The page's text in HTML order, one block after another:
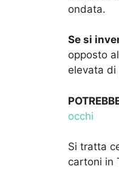
ondata.
Se si
opposto
elevata
occhi
Si tratta
cartoni in